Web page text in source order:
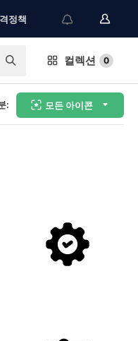
정책
컬렉션 0
: 모든 아이콘